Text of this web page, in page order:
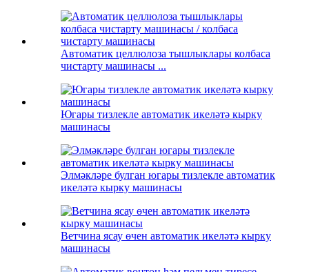
Автоматик целлюлоза тышлыклары колбаса
чистарту машинасы ...
Югары тизлекле автоматик икеләтә кырку
машинасы
Элмәкләре булган югары тизлекле автоматик
икеләтә кырку машинасы
Ветчина ясау өчен автоматик икеләтә кырку
машинасы